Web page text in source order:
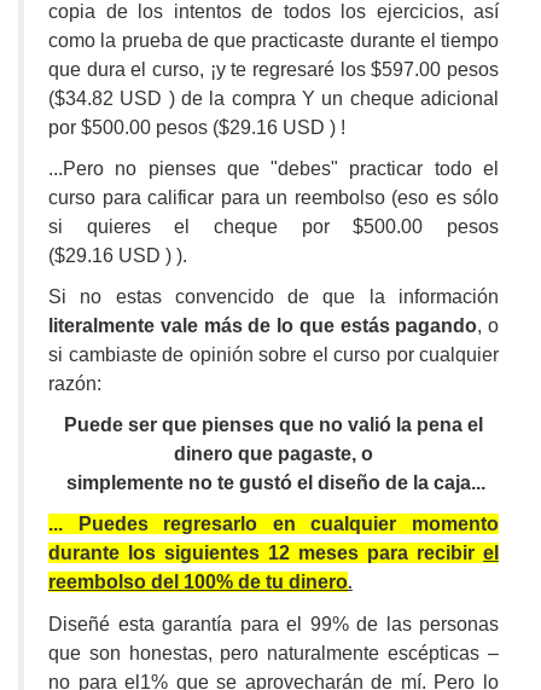
copia de los intentos de todos los ejercicios, así
como la prueba de que practicaste durante el tiempo
que dura el curso, ¡y te regresaré los$597.00 pesos
($34.82 USD )de la compra Y un cheque adicional
por $500.00 pesos ($29.16 USD ) !
...Pero no pienses que "debes" practicar todo el
curso para calificar para un reembolso (eso es sólo
si quieres el cheque por$500.00 pesos
($29.16 USD ) ).
Si no estas convencido de que la información
literalmente vale más de lo que estás pagando, o
si cambiaste de opinión sobre el curso por cualquier
razón:
Puede ser que pienses que no valió la pena el
dinero que pagaste, o
simplemente no te gustó el diseño de la caja...
... Puedes regresarlo en cualquier momento
durante los siguientes 12 meses para recibir el
reembolso del 100% de tu dinero.
Diseñé esta garantía para el 99% de las personas
que son honestas, pero naturalmente escépticas –
no para el1% que se aprovecharán de mí. Pero lo